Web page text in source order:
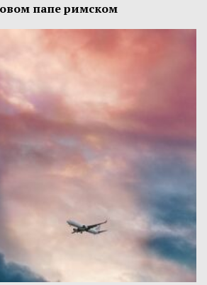
папе римском